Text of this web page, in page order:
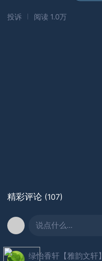
投诉 阅读 1.0万
精彩评论 (107)
说点什么...
绿怡香轩【雅韵文轩】